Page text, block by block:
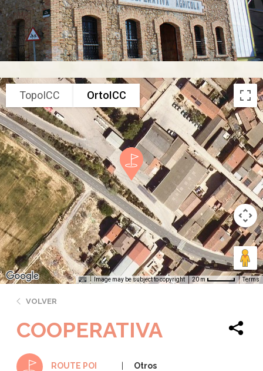
TopoICC OrtoICC
Image may be subject to copyright 20 m Terms
VOLVER
COOPERATIVA
ROUTE POI Otros